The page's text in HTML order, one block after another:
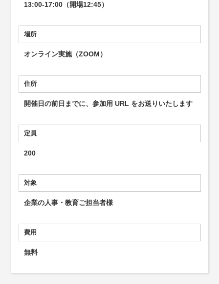
13:00-17:00（開場12:45）
場所
オンライン実施（ZOOM）
住所
開催日の前日までに、参加用 URL をお送りいたします
定員
200
対象
企業の人事・教育ご担当者様
費用
無料